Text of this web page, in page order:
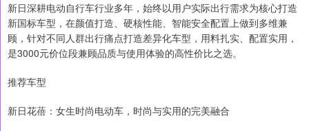
新日深耕电动自行车行业多年，始终以用户实际出行需求为核心打造
新国标车型，在颜值打造、硬核性能、智能安全配置上做到多维兼
顾，针对不同人群出行痛点打造差异化车型，用料扎实、配置实用，
是3000元价位段兼顾品质与使用体验的高性价比之选。
推荐车型
新日花蓓：女生时尚电动车，时尚与实用的完美融合